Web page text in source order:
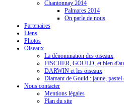
Chantonnay 2014
Palmares 2014
On parle de nous
Partenaires
Liens
Photos
Oiseaux
La dénomination des oiseaux
FISCHER, GOULD, et bien
DARWIN et les oiseaux
Diamant de Gould : jaune,
Nous contacter
Mentions légales
Plan du site